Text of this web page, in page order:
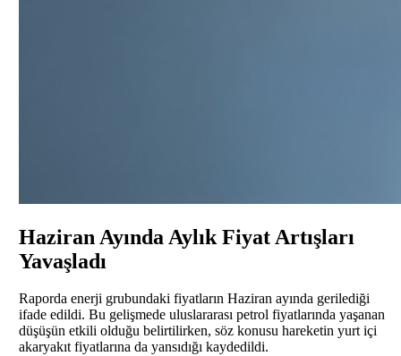
Haziran Ayında Aylık Fiyat Artışları
Yavaşladı
Raporda enerji grubundaki fiyatların Haziran ayında gerilediği
ifade edildi. Bu gelişmede uluslararası petrol fiyatlarında yaşanan
düşüşün etkili olduğu belirtilirken, söz konusu hareketin yurt içi
akaryakıt fiyatlarına da yansıdığı kaydedildi.